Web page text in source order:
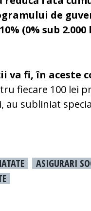
de
(0% sub
va fi, în aceste
fiecare 100 lei
au subliniat
ASIGURARI